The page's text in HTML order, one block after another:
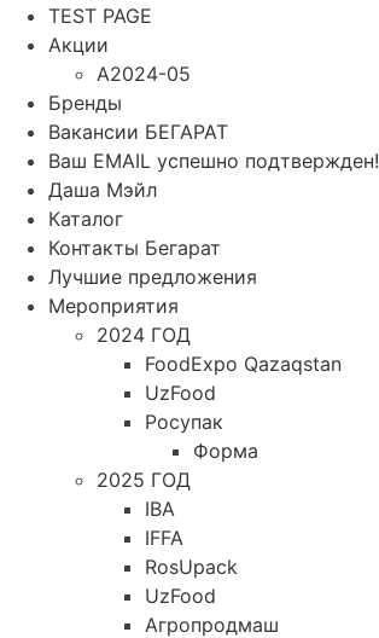
TEST PAGE
Акции
A2024-05
Бренды
Вакансии БЕГАРАТ
Ваш EMAIL успешно подтвержден!
Даша Мэйл
Каталог
Контакты Бегарат
Лучшие предложения
Мероприятия
2024 ГОД
FoodExpo Qazaqstan
UzFood
Росупак
Форма
2025 ГОД
IBA
IFFA
RosUpack
UzFood
Агропродмаш